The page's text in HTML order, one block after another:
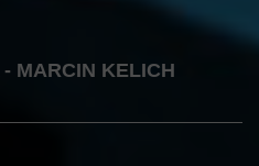
MARCIN KELICH